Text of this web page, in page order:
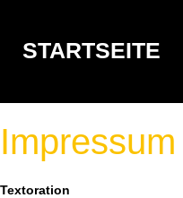
STARTSEITE
Impressum
Textoration